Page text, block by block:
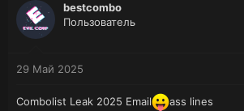
е
м
bestcombo
Пользователь
29 Май 2025
Combolist Leak 2025 Email ass lines